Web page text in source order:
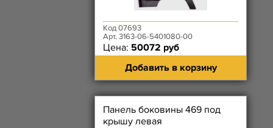
Код 07693
Арт. 3163-06-5401080-00
Цена: 50072 руб
Добавить в корзину
Панель боковины 469 под
крышу левая